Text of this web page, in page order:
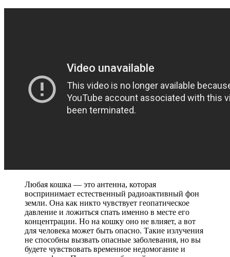
Любая кошка — это антенна, которая
воспринимает естественный радиоактивный фон
земли. Она как никто чувствует геопатическое
давление и ложиться спать именно в месте его
концентрации. Но на кошку оно не влияет, а вот
для человека может быть опасно. Такие излучения
не способны вызвать опасные заболевания, но вы
будете чувствовать временное недомогание и